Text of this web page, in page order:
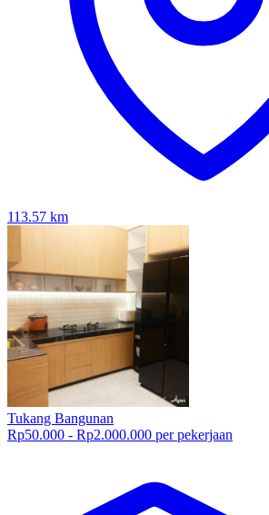
113.57 km
Tukang Bangunan
Rp50.000 - Rp2.000.000 per pekerjaan